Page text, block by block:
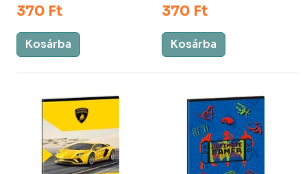
370 Ft
Kosárba
370 Ft
Kosárba